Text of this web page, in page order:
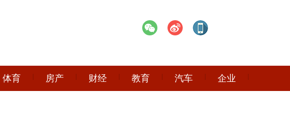
体育 房产 财经 教育 汽车 企业